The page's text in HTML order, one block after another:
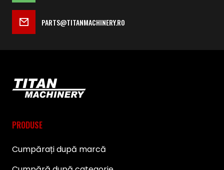
PARTS@TITANMACHINERY.RO
PRODUSE
Cumpărați după marcă